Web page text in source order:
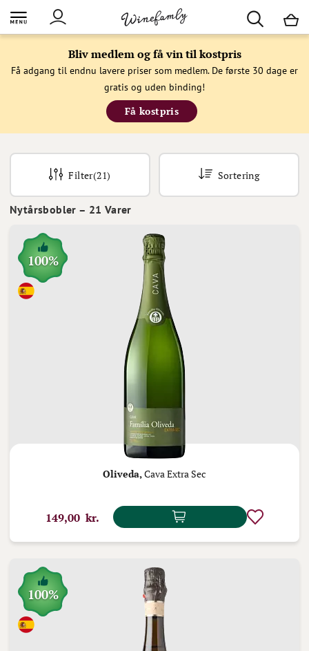
Bliv medlem og få vin til kostpris
Få adgang til endnu lavere priser som medlem. De første 30 dage er
gratis og uden binding!
Få kostpris
Nytårsbobler – 21 Varer
Filter(21) Sortering
100%
Oliveda, Cava Extra Sec
149,00 kr.
100%